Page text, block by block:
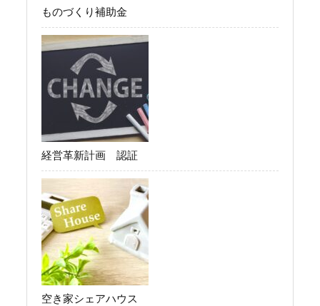
ものづくり補助金
経営革新計画 認証
空き家シェアハウス